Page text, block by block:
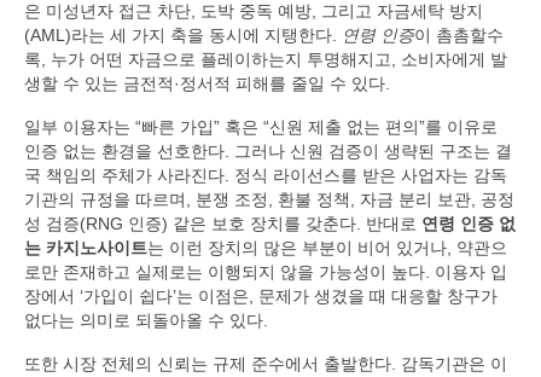
은 미성년자 접근 차단, 도박 중독 예방, 그리고 자금세탁 방지
(AML)라는 세 가지 축을 동시에 지탱한다.
연령 인증이 촘촘할수
록, 누가 어떤 자금으로 플레이하는지 투명해지고, 소비자에게 발
생할 수 있는 금전적·정서적 피해를 줄일 수 있다.
일부 이용자는 “빠른 가입” 혹은 “신원 제출 없는 편의”를 이유로
인증 없는 환경을 선호한다. 그러나 신원 검증이 생략된 구조는 결
국 책임의 주체가 사라진다. 정식 라이선스를 받은 사업자는 감독
기관의 규정을 따르며, 분쟁 조정, 환불 정책, 자금 분리 보관, 공정
성 검증(RNG 인증) 같은 보호 장치를 갖춘다. 반대로 연령 인증 없
는 카지노사이트는 이런 장치의 많은 부분이 비어 있거나, 약관으
로만 존재하고 실제로는 이행되지 않을 가능성이 높다. 이용자 입
장에서 ‘가입이 쉽다’는 이점은, 문제가 생겼을 때 대응할 창구가
없다는 의미로 되돌아올 수 있다.
또한 시장 전체의 신뢰는 규제 준수에서 출발한다. 감독기관은 이